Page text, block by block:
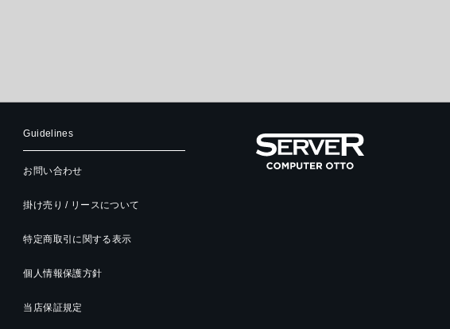
Guidelines
お問い合わせ
掛け売り / リースについて
特定商取引に関する表示
個人情報保護方針
当店保証規定